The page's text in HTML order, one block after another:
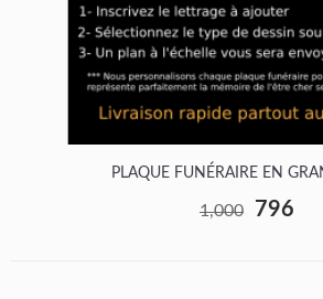
PLAQUE FUNÉRAIRE EN
1,000 796